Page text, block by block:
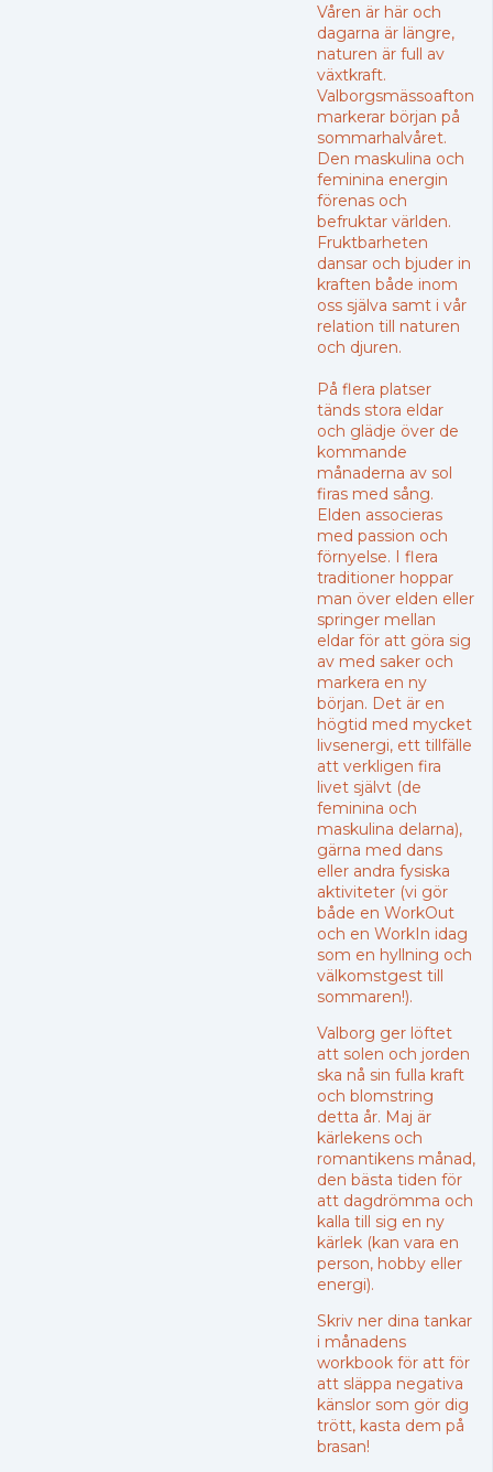
Våren är här och
dagarna är längre,
naturen är full av
växtkraft.
Valborgsmässoafton
markerar början på
sommarhalvåret.
Den maskulina och
feminina energin
förenas och
befruktar världen.
Fruktbarheten
dansar och bjuder in
kraften både inom
oss själva samt i vår
relation till naturen
och djuren.
På flera platser
tänds stora eldar
och glädje över de
kommande
månaderna av sol
firas med sång.
Elden associeras
med passion och
förnyelse. I flera
traditioner hoppar
man över elden eller
springer mellan
eldar för att göra sig
av med saker och
markera en ny
början. Det är en
högtid med mycket
livsenergi, ett tillfälle
att verkligen fira
livet självt (de
feminina och
maskulina delarna),
gärna med dans
eller andra fysiska
aktiviteter (vi gör
både en WorkOut
och en WorkIn idag
som en hyllning och
välkomstgest till
sommaren!).
Valborg ger löftet
att solen och jorden
ska nå sin fulla kraft
och blomstring
detta år. Maj är
kärlekens och
romantikens månad,
den bästa tiden för
att dagdrömma och
kalla till sig en ny
kärlek (kan vara en
person, hobby eller
energi).
Skriv ner dina tankar
i månadens
workbook för att för
att släppa negativa
känslor som gör dig
trött, kasta dem på
brasan!